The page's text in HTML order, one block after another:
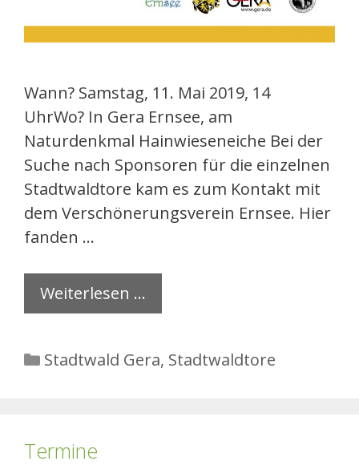
Wann? Samstag, 11. Mai 2019, 14
UhrWo? In Gera Ernsee, am
Naturdenkmal Hainwieseneiche Bei der
Suche nach Sponsoren für die einzelnen
Stadtwaldtore kam es zum Kontakt mit
dem Verschönerungsverein Ernsee. Hier
fanden …
Weiterlesen …
Kategorien
Stadtwald Gera, Stadtwaldtore
Termine